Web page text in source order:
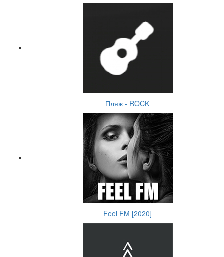
Пляж - ROCK
Feel FM [2020]